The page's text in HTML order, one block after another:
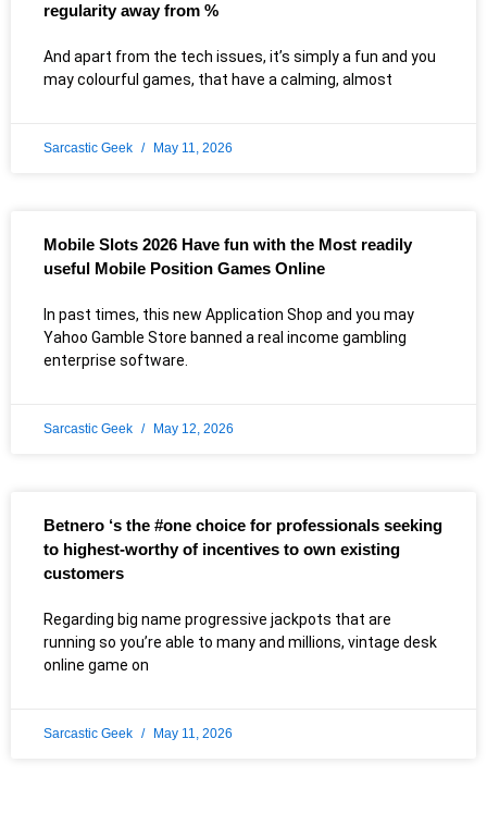
regularity away from %
And apart from the tech issues, it’s simply a fun and you
may colourful games, that have a calming, almost
Sarcastic Geek May 11, 2026
Mobile Slots 2026 Have fun with the Most readily
useful Mobile Position Games Online
In past times, this new Application Shop and you may
Yahoo Gamble Store banned a real income gambling
enterprise software.
Sarcastic Geek May 12, 2026
Betnero ‘s the #one choice for professionals seeking
to highest-worthy of incentives to own existing
customers
Regarding big name progressive jackpots that are
running so you’re able to many and millions, vintage desk
online game on
Sarcastic Geek May 11, 2026